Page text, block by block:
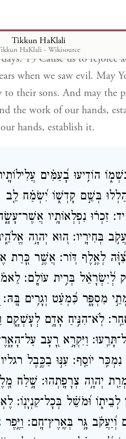
Tikkun HaKlali
HaKlali - Wikisource
with Your loving-
15 Cause us to rejoice
when we saw evil. May
to their sons. And may the
the work of our hands,
hands, establish it.
הוֹדִ֥יעוּ בָ֝עַמִּ֗ים
בְּשֵׁ֣ם קָדְשׁ֑וֹ יִ֝שְׂמַ֗ח לֵ֤ב
זִכְר֗וּ נִפְלְאוֹתָ֥יו
בְּחִירָֽיו׃ ה֭וּא יְהוָ֣ה
לְאֶ֣לֶף דּֽוֹר׃ אֲשֶׁ֣ר כָּ֭רַת
לְ֝יִשְׂרָאֵ֗ל בְּרִ֣ית עוֹלָֽם׃
מִסְפָּ֑ר כִּ֝מְעַ֗ט וְגָרִ֥ים בָּֽהּ׃
לֹֽא־הִנִּ֣יחַ אָדָ֣ם לְעָשְׁקָ֑ם
וַיִּקְרָ֣א רָ֭עָב
יוֹסֵֽף׃ עִנּ֣וּ בַכֶּ֣בֶל
יְהוָ֣ה צְרָפָֽתְהוּ׃ שָׁ֣לַח
לְבֵית֑וֹ וּ֝מֹשֵׁ֗ל בְּכָל־קִנְיָנֽוֹ׃
גָּ֣ר בְּאֶֽרֶץ־חָֽם׃ וַיֶּ֣פֶר